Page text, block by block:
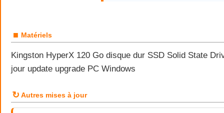
■ Matériels
Kingston HyperX 120 Go disque dur SSD Solid State
jour update upgrade PC Windows
↻ Autres mises à jour